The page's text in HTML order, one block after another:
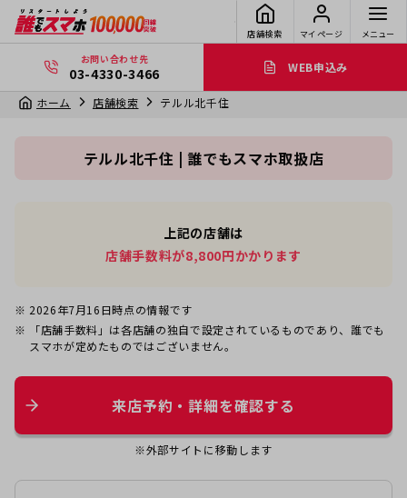
店舗検索 マイページ メニュー
お問い合わせ先
03-4330-3466 WEB申込み
ホーム 店舗検索 テルル北千住
テルル北千住 | 誰でもスマホ取扱店
上記の店舗は
店舗手数料が8,800円かかります
2026年7月16日時点の情報です
「店舗手数料」は各店舗の独自で設定されているものであり、誰でも
スマホが定めたものではございません。
来店予約・詳細を確認する
※外部サイトに移動します